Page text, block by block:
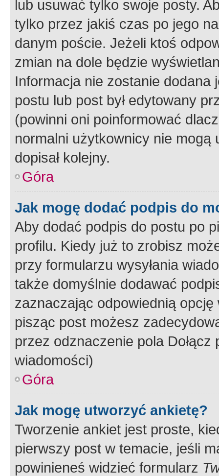
lub usuwać tylko swoje posty.
tylko przez jakiś czas po jego
danym poście. Jeżeli ktoś
zmian na dole będzie
Informacja nie zostanie dodana
postu lub post był edytowany
(powinni oni poinformować
normalni użytkownicy nie
dopisał kolejny.
Góra
Jak mogę dodać podpis do
Aby dodać podpis do postu po
profilu. Kiedy już to zrobisz
przy formularzu wysyłania
także domyślnie dodawać
zaznaczając odpowiednią
pisząc post możesz
przez odznaczenie pola
wiadomości)
Góra
Jak mogę utworzyć ankietę?
Tworzenie ankiet jest proste,
pierwszy post w temacie, jeśli
powinieneś widzieć formularz